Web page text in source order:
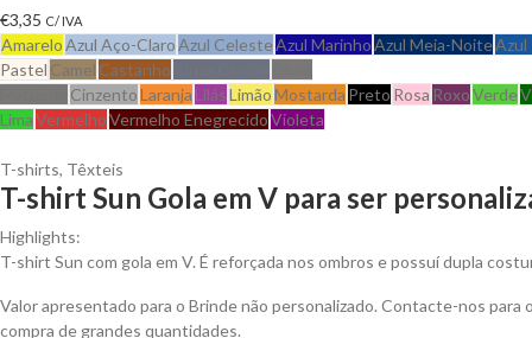
€3,35 C/ IVA
AmareloAzul Aço-ClaroAzul CelesteAzul MarinhoAzul Meia-NoiteAzul
Pastel Camel Castanho
CinzentoLaranja LilásLimãoMostarda Preto Rosa RoxoVerde
LimaVermelhoVermelho EnegrecidoVioleta
T-shirts, Têxteis
T-shirt Sun Gola em V para ser
Highlights:
T-shirt Sun com gola em V. É reforçada nos ombros e possuí dupla
Valor apresentado para o Brinde não personalizado. Contacte-nos para
compra de grandes quantidades.